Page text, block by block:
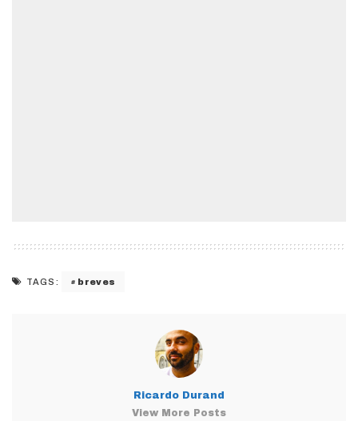
TAGS: breves
Ricardo Durand
View More Posts